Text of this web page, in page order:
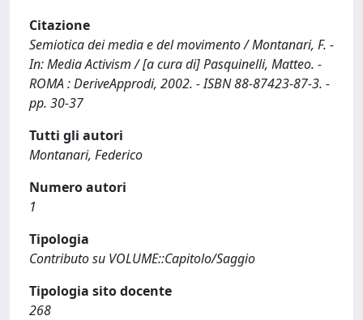
Citazione
Semiotica dei media e del movimento / Montanari, F. -
In: Media Activism / [a cura di] Pasquinelli, Matteo. -
ROMA : DeriveApprodi, 2002. - ISBN 88-87423-87-3. -
pp. 30-37
Tutti gli autori
Montanari, Federico
Numero autori
1
Tipologia
Contributo su VOLUME::Capitolo/Saggio
Tipologia sito docente
268